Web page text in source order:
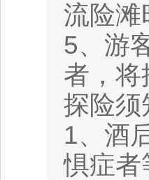
流险
5、游
者，将
探险须
1、酒
惧症者